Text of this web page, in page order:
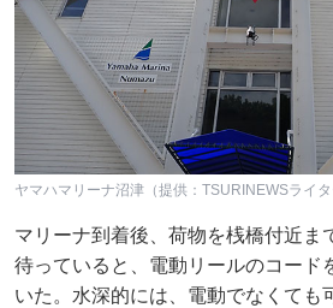
ヤマハマリーナ沼津（提供：TSURINEWSライタ
マリーナ到着後、荷物を桟橋付近ま
待っていると、電動リールのコード
いた。水深的には、電動でなくても